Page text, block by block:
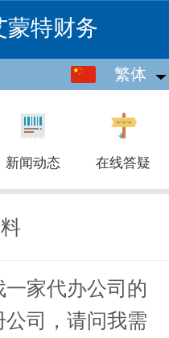
蒙特财务
繁体
繁体
新闻动态 在线答疑
家代办公司的
司，请问我需